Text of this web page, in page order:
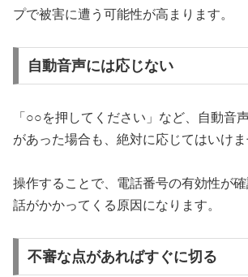
プで被害に遭う可能性が高まります。
自動音声には応じない
「○○を押してください」など、自動音
があった場合も、絶対に応じてはいけま
操作することで、電話番号の有効性が
話がかかってくる原因になります。
不審な点があればすぐに切る